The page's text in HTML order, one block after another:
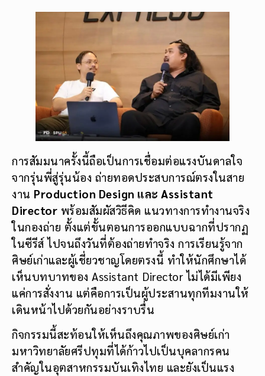
การสัมมนาครั้งนี้ถือเป็นการเชื่อมต่อแรงบันดาลใจ
จากรุ่นพี่สู่รุ่นน้อง ถ่ายทอดประสบการณ์ตรงในสาย
งาน Production Design และ Assistant
Director พร้อมสัมผัสวิธีคิด แนวทางการทำงานจริง
ในกองถ่าย ตั้งแต่ขั้นตอนการออกแบบฉากที่ปรากฏ
ในซีรีส์ ไปจนถึงวันที่ต้องถ่ายทำจริง การเรียนรู้จาก
ศิษย์เก่าและผู้เชี่ยวชาญโดยตรงนี้ ทำให้นักศึกษาได้
เห็นบทบาทของ Assistant Director ไม่ได้มีเพียง
แค่การสั่งงาน แต่คือการเป็นผู้ประสานทุกทีมงานให้
เดินหน้าไปด้วยกันอย่างราบรื่น
กิจกรรมนี้สะท้อนให้เห็นถึงคุณภาพของศิษย์เก่า
มหาวิทยาลัยศรีปทุมที่ได้ก้าวไปเป็นบุคลากรคน
สำคัญในอุตสาหกรรมบันเทิงไทย และยังเป็นแรง